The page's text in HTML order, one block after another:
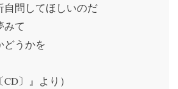
自問してほしいのだ
みて
どうかを
CD〕』より）